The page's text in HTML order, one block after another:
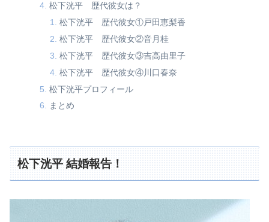
松下洸平 歴代彼女は？
松下洸平 歴代彼女①戸田恵梨香
松下洸平 歴代彼女②音月桂
松下洸平 歴代彼女③吉高由里子
松下洸平 歴代彼女④川口春奈
松下洸平プロフィール
まとめ
松下洸平 結婚報告！